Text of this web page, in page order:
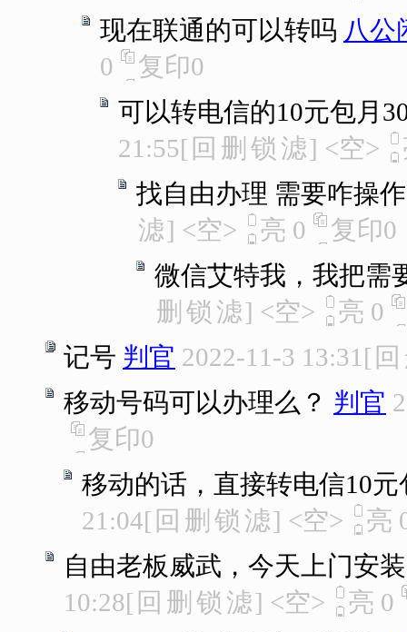
现在联通的可以转吗 八公
0
复印0
可以转电信的10元包月
21:55[ 回 删 锁 滤] <空>
找自由办理 需要咋操
滤] <空> 亮 0 复印0
微信艾特我，我把需
删 锁 滤] <空> 亮 0
记号 判官 2022-11-3 13:31 [ 回
移动号码可以办理么？ 判官
复印0
移动的话，直接转电信10元
21:04[ 回 删 锁 滤] <空> 亮
自由老板威武，今天上门安
10:28[ 回 删 锁 滤] <空> 亮 0